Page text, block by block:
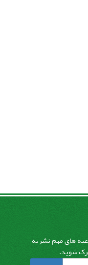
های مهم نشریه
شوید.